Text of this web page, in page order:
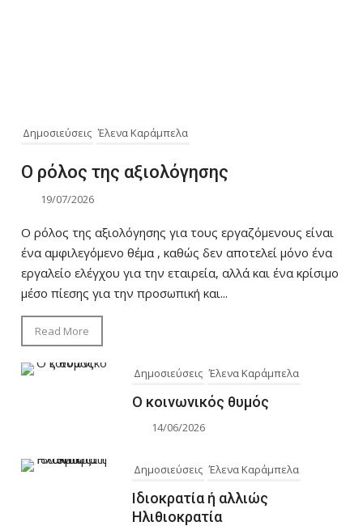
Δημοσιεύσεις Έλενα Καράμπελα
Ο ρόλος της αξιολόγησης
19/07/2026
Ο ρόλος της αξιολόγησης για τους εργαζόμενους είναι
ένα αμφιλεγόμενο θέμα , καθώς δεν αποτελεί μόνο ένα
εργαλείο ελέγχου για την εταιρεία, αλλά και ένα κρίσιμο
μέσο πίεσης για την προσωπική και...
Read More
Δημοσιεύσεις Έλενα Καράμπελα
Ο κοινωνικός θυμός
14/06/2026
Δημοσιεύσεις Έλενα Καράμπελα
Ιδιοκρατία ή αλλιώς
Ηλιθιοκρατία